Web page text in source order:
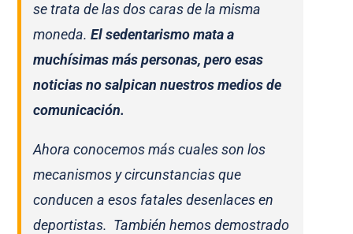
se trata de las dos caras de la misma
moneda.El sedentarismo mata a
muchísimas más personas, pero esas
noticias no salpican nuestros medios de
comunicación.
Ahora conocemos más cuales son los
mecanismos y circunstancias que
conducen a esos fatales desenlaces en
deportistas. También hemos demostrado